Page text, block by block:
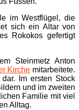
im Westflügel, die
sich ein Altar von
Rokokos gefertigt
Steinmetz Anton
Kirche mitarbeitete.
Im ersten Stock
und im zweiten
Familie mit viel
Alltag.